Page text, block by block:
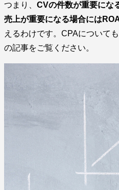
つまり、 CVの件数が重要にな
売上が重要になる場合には
えるわけです。CPAについて
の記事をご覧ください。